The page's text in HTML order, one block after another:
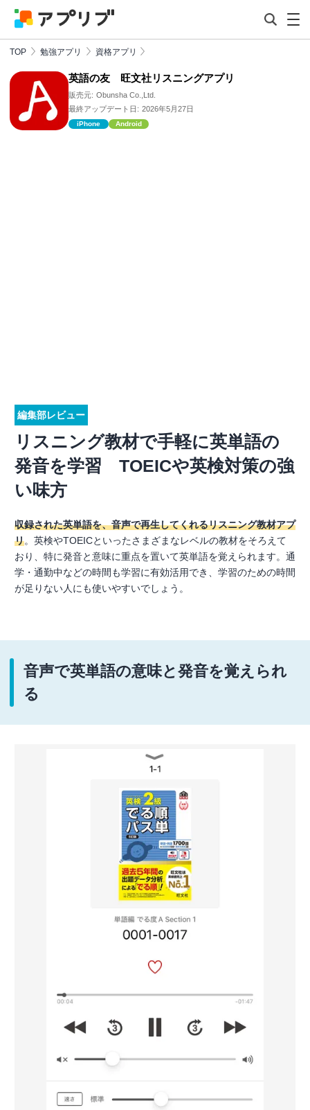
TOP 勉強アプリ 資格アプリ
英語の友 旺文社リスニングアプリ
販売元: Obunsha Co.,Ltd.
最終アップデート日: 2026年5月27日
iPhone Android
編集部レビュー
リスニング教材で手軽に英単語の
発音を学習 TOEICや英検対策の強
い味方
収録された英単語を、音声で再生してくれるリスニング教材アプ
リ。英検やTOEICといったさまざまなレベルの教材をそろえて
おり、特に発音と意味に重点を置いて英単語を覚えられます。通
学・通勤中などの時間も学習に有効活用でき、学習のための時間
が足りない人にも使いやすいでしょう。
音声で英単語の意味と発音を覚えられ
る